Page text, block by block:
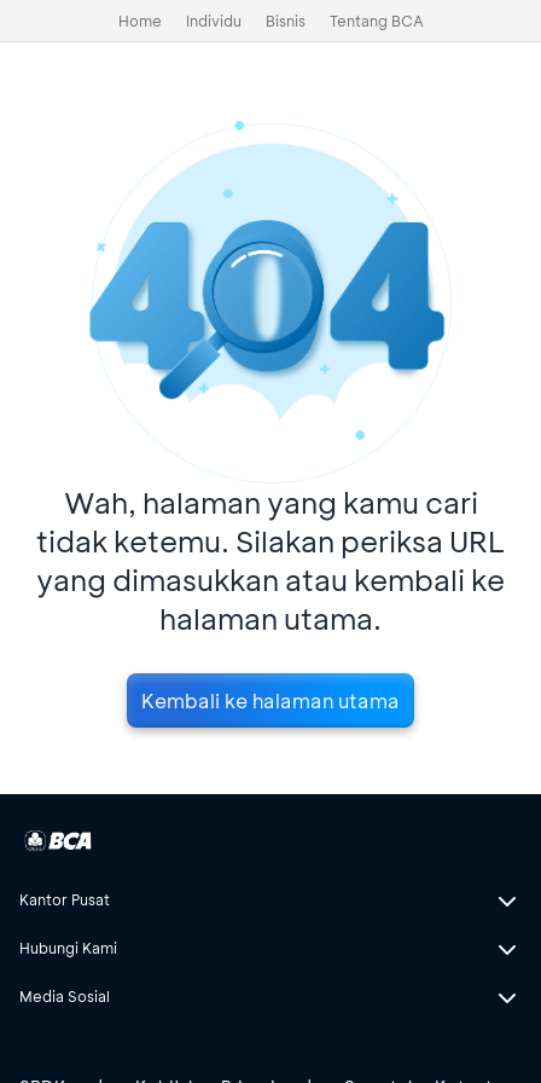
Home Individu Bisnis Tentang BCA
Wah, halaman yang kamu cari
tidak ketemu. Silakan periksa URL
yang dimasukkan atau kembali ke
halaman utama.
Kembali ke halaman utama
Kantor Pusat
Hubungi Kami
Media Sosial